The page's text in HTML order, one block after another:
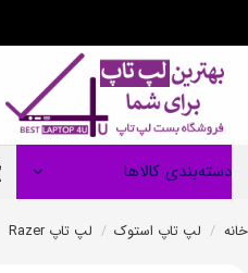
content
دسته‌بندی کالاها
خانه / لپ تاپ استوک / لپ تاپ Razer